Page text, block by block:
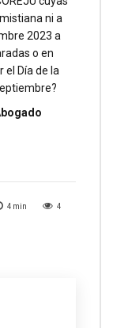
4 min 4
ni a
2023 a
o en
el Día de la